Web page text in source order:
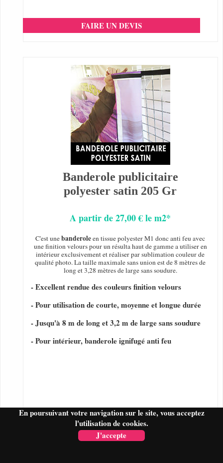
En poursuivant votre navigation sur le site, vous acceptez
l'utilisation de cookies.
J'accepte
FAIRE UN DEVIS
Banderole publicitaire
polyester satin 205 Gr
A partir de 27,00 € le m2*
C'est unebanderoleen tissue polyester M1 donc anti feu avec
une finition velours pour un résulta haut de gamme a utiliser en
intérieur exclusivement et réaliser par sublimation couleur de
qualité photo. La taille maximale sans union est de 8 mètres de
long et 3,28 mètres de large sans soudure.
- Excellent rendue des couleurs finition velours
- Pour utilisation de courte, moyenne et longue durée
- Jusqu'à 8 m de long et 3,2 m de large sans soudure
- Pour intérieur, banderole ignifugé anti feu